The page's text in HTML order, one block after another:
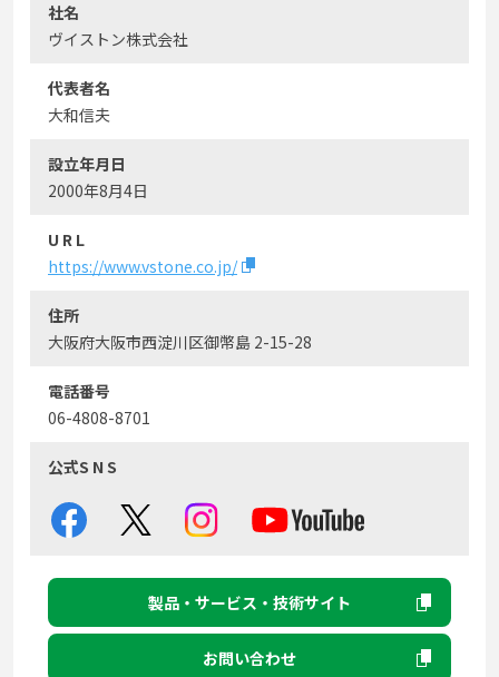
社名
ヴイストン株式会社
代表者名
大和信夫
設立年月日
2000年8月4日
U R L
https://www.vstone.co.jp/
住所
大阪府大阪市西淀川区御幣島 2-15-28
電話番号
06-4808-8701
公式S N S
製品・サービス・技術サイト
お問い合わせ